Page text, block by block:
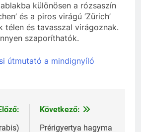
különösen a rózsaszín
és a piros virágú ‘Zürich’
télen és tavasszal virágoznak.
szaporíthatók.
útmutató a mindignyíló
Következő:
Prérigyertya hagyma